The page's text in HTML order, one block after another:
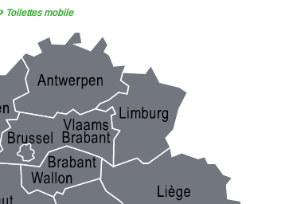
Toilettes mobile